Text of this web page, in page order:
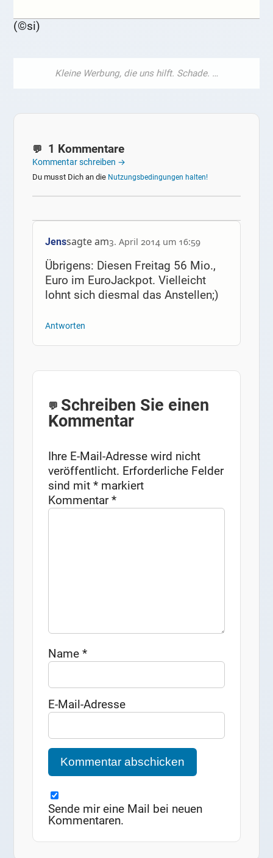
(©si)
1 Kommentare
Kommentar schreiben →
Du musst Dich an die Nutzungsbedingungen halten!
Jenssagte am3. April 2014 um 16:59
Übrigens: Diesen Freitag 56 Mio.,
Euro im EuroJackpot. Vielleicht
lohnt sich diesmal das Anstellen;)
Antworten
Schreiben Sie einen
Kommentar
Ihre E-Mail-Adresse wird nicht
veröffentlicht. Erforderliche Felder
sind mit* markiert
Kommentar*
Name*
E-Mail-Adresse
Sende mir eine Mail bei neuen
Kommentaren.